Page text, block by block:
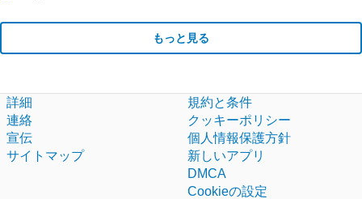
もっと見る
詳細
連絡
宣伝
サイトマップ
規約と条件
クッキーポリシー
個人情報保護方針
新しいアプリ
DMCA
Cookieの設定